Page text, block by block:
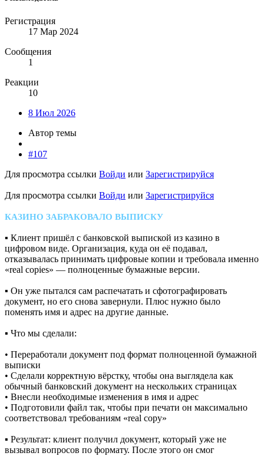
Регистрация
17 Мар 2024
Сообщения
1
Реакции
10
8 Июл 2026
Автор темы
#107
Для просмотра ссылки Войди или Зарегистрируйся
Для просмотра ссылки Войди или Зарегистрируйся
КАЗИНО ЗАБРАКОВАЛО ВЫПИСКУ
▪ Клиент пришёл с банковской выпиской из казино в
цифровом виде. Организация, куда он её подавал,
отказывалась принимать цифровые копии и требовала именно
«real copies» — полноценные бумажные версии.
▪ Он уже пытался сам распечатать и сфотографировать
документ, но его снова завернули. Плюс нужно было
поменять имя и адрес на другие данные.
▪ Что мы сделали:
• Переработали документ под формат полноценной бумажной
выписки
• Сделали корректную вёрстку, чтобы она выглядела как
обычный банковский документ на нескольких страницах
• Внесли необходимые изменения в имя и адрес
• Подготовили файл так, чтобы при печати он максимально
соответствовал требованиям «real copy»
▪ Результат: клиент получил документ, который уже не
вызывал вопросов по формату. После этого он смог